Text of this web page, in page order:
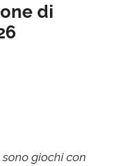
di
sono giochi con